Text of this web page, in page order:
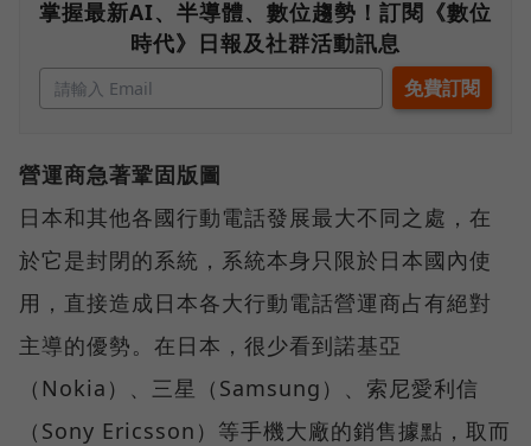
掌握最新AI、半導體、數位趨勢！訂閱《數位
時代》日報及社群活動訊息
營運商急著鞏固版圖
日本和其他各國行動電話發展最大不同之處，在
於它是封閉的系統，系統本身只限於日本國內使
用，直接造成日本各大行動電話營運商占有絕對
主導的優勢。在日本，很少看到諾基亞
（Nokia）、三星（Samsung）、索尼愛利信
（Sony Ericsson）等手機大廠的銷售據點，取而